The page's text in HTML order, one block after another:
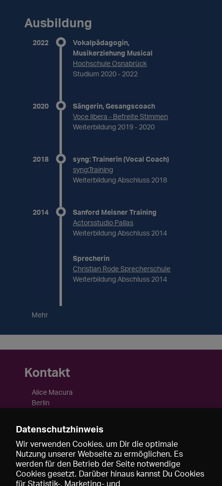
Ausbildung
2022
Vokalpädagogin,
Musikerziehung Musical
Hochschule Osnabrück
Studium 2020 - 2022
2020
Sängerin, Gesangscoach
Voce libera - Befreite Stimmen
Weiterbildung 2019 - 2020
2018
syng: Trainerin (Vocal Coach)
syng:Training
Weiterbildung Abschluss 2018
2014
Sanford Meisner Training
Actorsstudio Pallas
Weiterbildung Abschluss 2014
Sprecherin
Christian Rode Sprecherschule
Weiterbildung Abschluss 2014
Mehr
Kontakt
Alice Macura
Berlin
http://www.alice-macura.com/
Datenschutzhinweis
Wir verwenden Cookies, um Dir die optimale
Nutzung unserer Webseite zu ermöglichen. Es
werden für den Betrieb der Seite notwendige
Cookies gesetzt. Darüber hinaus kannst Du Cookies
für Statistik-, Marketing- und